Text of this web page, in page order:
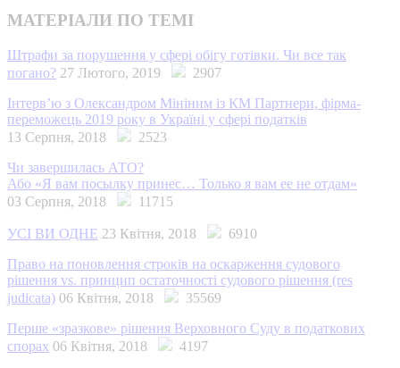
МАТЕРІАЛИ ПО ТЕМІ
Штрафи за порушення у сфері обігу готівки. Чи все так
погано? 27 Лютого, 2019
2907
Інтерв’ю з Олександром Мініним із КМ Партнери, фірма-
переможець 2019 року в Україні у сфері податків
13 Серпня, 2018
2523
Чи завершилась АТО?
Або «Я вам посылку принес… Только я вам ее не отдам»
03 Серпня, 2018
11715
УСІ ВИ ОДНЕ 23 Квітня, 2018
6910
Право на поновлення строків на оскарження судового
рішення vs. принцип остаточності судового рішення (res
judicata) 06 Квітня, 2018
35569
Перше «зразкове» рішення Верховного Суду в податкових
спорах 06 Квітня, 2018
4197